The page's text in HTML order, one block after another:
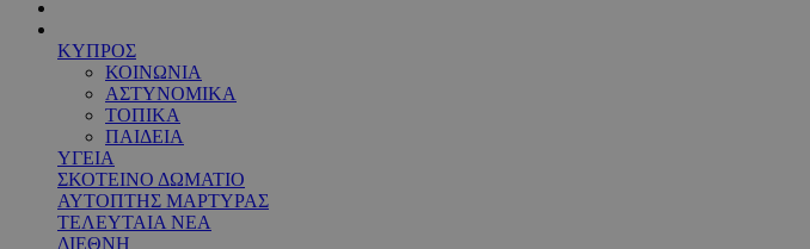
ΚΥΠΡΟΣ
ΚΟΙΝΩΝΙΑ
ΑΣΤΥΝΟΜΙΚΑ
ΤΟΠΙΚΑ
ΠΑΙΔΕΙΑ
ΥΓΕΙΑ
ΣΚΟΤΕΙΝΟ ΔΩΜΑΤΙΟ
ΑΥΤΟΠΤΗΣ ΜΑΡΤΥΡΑΣ
ΤΕΛΕΥΤΑΙΑ ΝΕΑ
ΔΙΕΘΝΗ